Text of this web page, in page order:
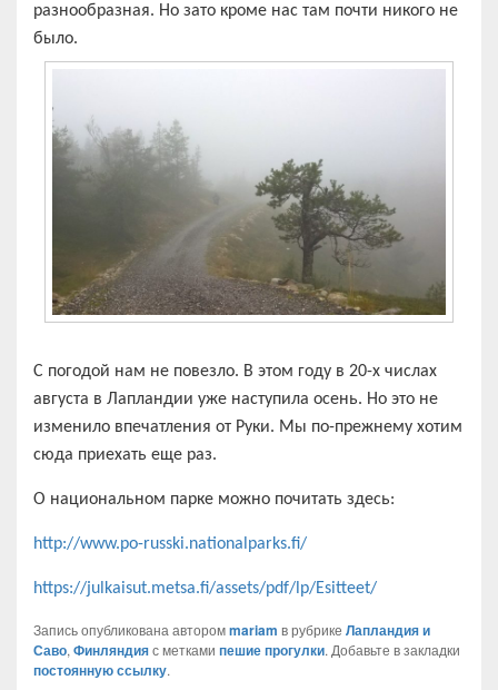
разнообразная. Но зато кроме нас там почти никого не
было.
С погодой нам не повезло. В этом году в 20-х числах
августа в Лапландии уже наступила осень. Но это не
изменило впечатления от Руки. Мы по-прежнему хотим
сюда приехать еще раз.
О национальном парке можно почитать здесь:
http://www.po-russki.nationalparks.fi/
https://julkaisut.metsa.fi/assets/pdf/lp/Esitteet/
Запись опубликована авторомmariam в рубрике Лапландия и
Саво, Финляндияс метками пешие прогулки. Добавьте в закладки
постоянную ссылку.